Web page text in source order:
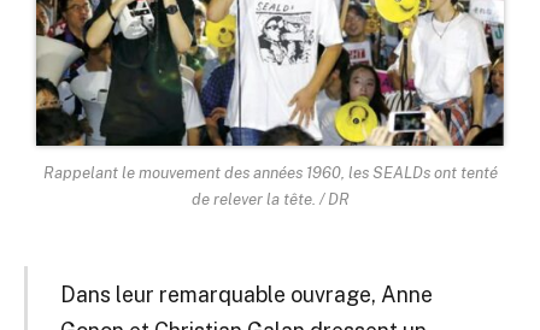
Rappelant le mouvement des années 1960, les SEALDs ont tenté
de relever la tête. / DR
Dans leur remarquable ouvrage, Anne